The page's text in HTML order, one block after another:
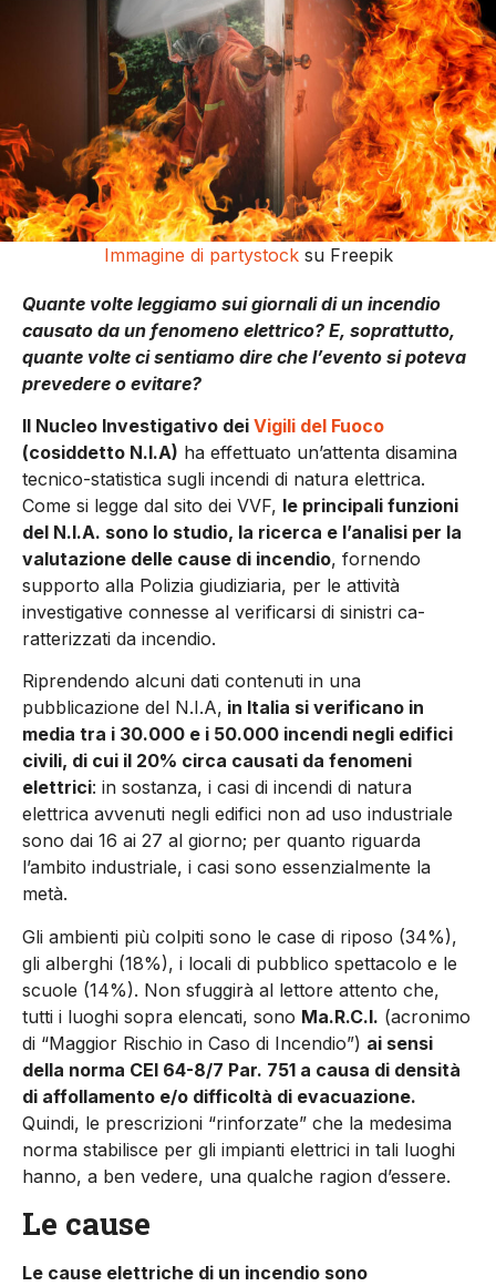
Immagine di partystocksu Freepik
Quante volte leggiamo sui giornali di un incendio
causato da un fenomeno elettrico? E, soprattutto,
quante volte ci sentiamo dire che l’evento si poteva
prevedere o evitare?
Il Nucleo Investigativo dei Vigili del Fuoco
(cosiddetto N.I.A) ha effettuato un’attenta disamina
tec­nico-statistica sugli incendi di natura elettrica.
Come si legge dal sito dei VVF, le principali funzioni
del N.I.A. sono lo studio, la ricerca e l’analisi per la
valutazione delle cause di incendio, fornendo
supporto alla Polizia giu­diziaria, per le attività
investigative connesse al verificarsi di sinistri ca­
ratterizzati da incendio.
Riprendendo alcuni dati contenuti in una
pubblicazione del N.I.A, in Italia si verificano in
media tra i 30.000 e i 50.000 incendi negli edifici
civili, di cui il 20% circa causati da fenomeni
elettrici: in sostanza, i casi di incendi di natura
elettrica avvenuti negli edi­fici non ad uso industriale
sono dai 16 ai 27 al giorno; per quanto riguarda
l’ambito industriale, i casi sono essen­zialmente la
metà.
Gli ambienti più colpiti sono le case di riposo (34%),
gli alberghi (18%), i locali di pubblico spettacolo e le
scuo­le (14%). Non sfuggirà al lettore attento che,
tutti i luoghi sopra elencati, sono Ma.R.C.I. (acronimo
di “Maggior Ri­schio in Caso di Incendio”) ai sensi
della norma CEI 64-8/7 Par. 751 a causa di densità
di affollamento e/o difficoltà di evacuazione.
Quindi, le prescrizioni “rinforzate” che la mede­sima
norma stabilisce per gli impian­ti elettrici in tali luoghi
hanno, a ben vedere, una qualche ragion d’essere.
Le cause
Le cause elettriche di un incendio so­no